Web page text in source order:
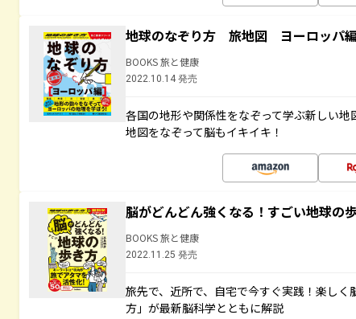
地球のなぞり方 旅地図 ヨーロッパ編
BOOKS 旅と健康
2022.10.14 発売
各国の地形や関係性をなぞって学ぶ新しい
地図をなぞって脳もイキイキ！
脳がどんどん強くなる！すごい地球の
BOOKS 旅と健康
2022.11.25 発売
旅先で、近所で、自宅で今すぐ実践！楽し
方」が最新脳科学とともに解説